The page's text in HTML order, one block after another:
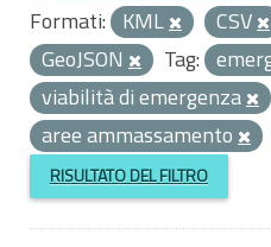
Formati: KML CSV
GeoJSON
Tag:
viabilità di emergenza
aree ammassamento
RISULTATO DEL FILTRO